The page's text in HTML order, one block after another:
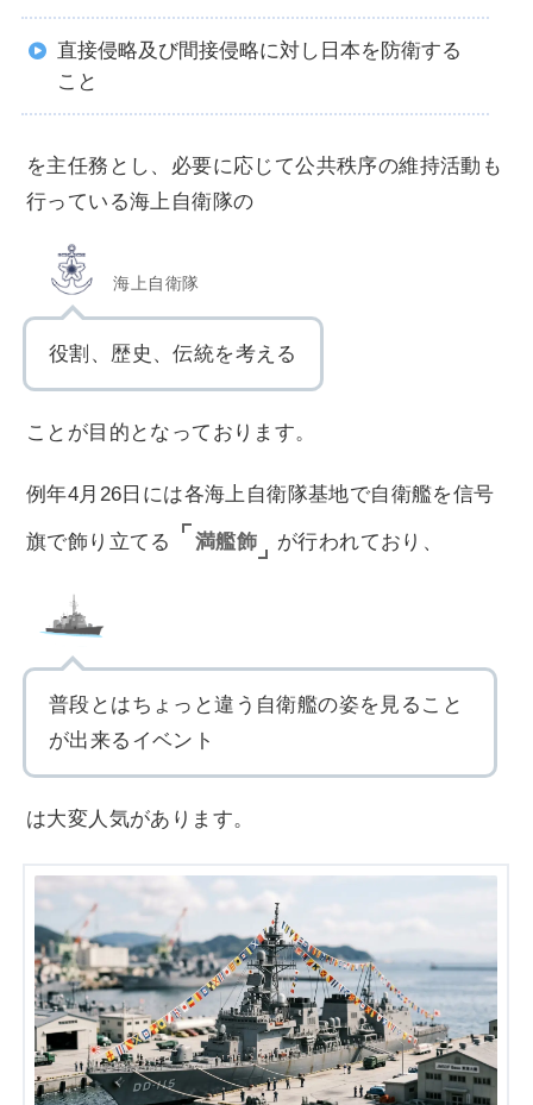
直接侵略及び間接侵略に対し日本を防衛する
こと
を主任務とし、必要に応じて公共秩序の維持活動も
行っている海上自衛隊の
海上自衛隊
役割、歴史、伝統を考える
ことが目的となっております。
例年4月26日には各海上自衛隊基地で自衛艦を信号
旗で飾り立てる 満艦飾 が行われており、
普段とはちょっと違う自衛艦の姿を見ること
が出来るイベント
は大変人気があります。